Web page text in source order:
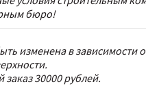
бюро!
изменена в зависимости
30000 рублей.